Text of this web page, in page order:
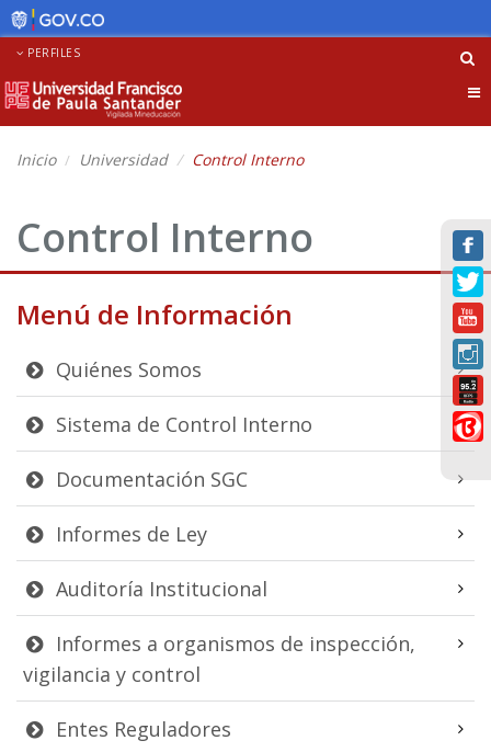
PERFILES
Inicio Universidad Control Interno
Control Interno
Menú de Información
Quiénes Somos
Sistema de Control Interno
Documentación SGC
Informes de Ley
Auditoría Institucional
Informes a organismos de inspección,
vigilancia y control
Entes Reguladores